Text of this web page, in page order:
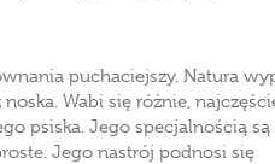
puchaciejszy. Natura
Wabi się różnie,
psiska. Jego specjalnością są
Jego nastrój podnosi się